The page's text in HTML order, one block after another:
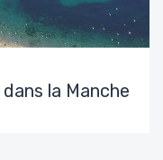
la Manche